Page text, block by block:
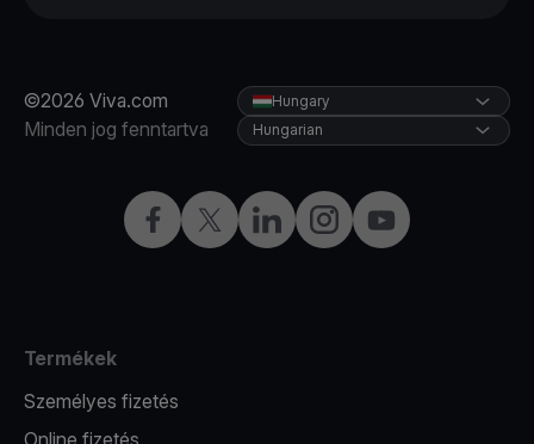
©2026 Viva.com
Minden jog fenntartva
FacebookTwitterLinkedInInstagramYouTube
Hungary
Hungarian
Termékek
Személyes fizetés